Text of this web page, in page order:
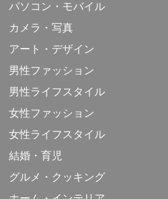
パソコン・モバイル
カメラ・写真
アート・デザイン
男性ファッション
男性ライフスタイル
女性ファッション
女性ライフスタイル
結婚・育児
グルメ・クッキング